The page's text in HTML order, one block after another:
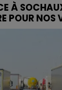
À
POUR NOS